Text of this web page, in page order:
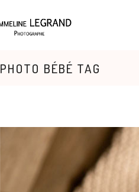
PHOTO BÉBÉ TAG